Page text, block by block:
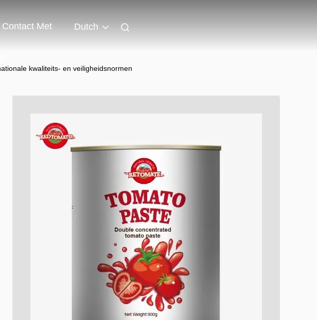
Contact Met Dutch
kwaliteits- en veiligheidsnormen